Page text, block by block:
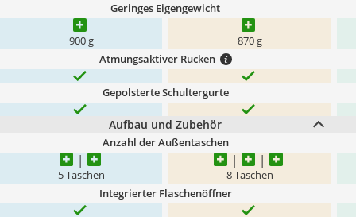
Geringes Eigengewicht
900 g 870 g
Atmungsaktiver Rücken
Gepolsterte Schultergurte
Aufbau und Zubehör
Anzahl der Außentaschen
5 Taschen 8 Taschen
Integrierter Flaschenöffner